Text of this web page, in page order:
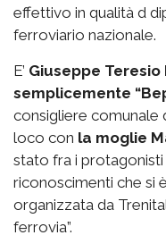
effettivo in qualità d
ferroviario nazionale.
E’ Giuseppe
semplicemente
consigliere comunale
loco con la moglie
stato fra i
riconoscimenti che si
organizzata da
ferrovia”.